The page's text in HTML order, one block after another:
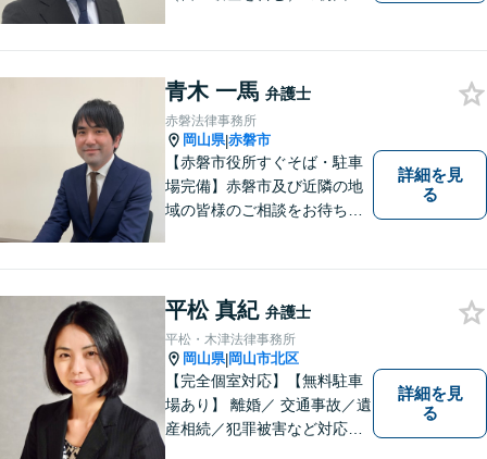
青木 一馬 弁護士
赤磐法律事務所
岡山県|赤磐市
【赤磐市役所すぐそば・駐車
場完備】赤磐市及び近隣の地
域の皆様のご相談をお待ちし
詳細を見
る
平松 真紀 弁護士
平松・木津法律事務所
岡山県|岡山市北区
【完全個室対応】【無料駐車
場あり】 離婚／ 交通事故／遺
産相続／犯罪被害など対応可
詳細を見
る